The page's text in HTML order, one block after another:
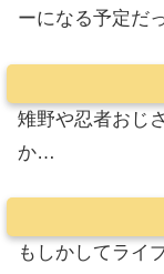
ーになる予定だ
雉野や忍者おじ
か…
もしかしてライ